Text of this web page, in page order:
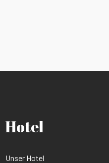
Hotel
Unser Hotel